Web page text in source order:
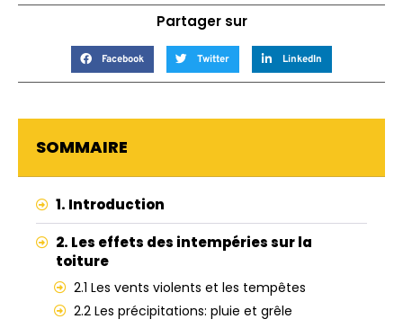
Partager sur
Facebook Twitter LinkedIn
SOMMAIRE
1. Introduction
2. Les effets des intempéries sur la
toiture
2.1 Les vents violents et les tempêtes
2.2 Les précipitations: pluie et grêle